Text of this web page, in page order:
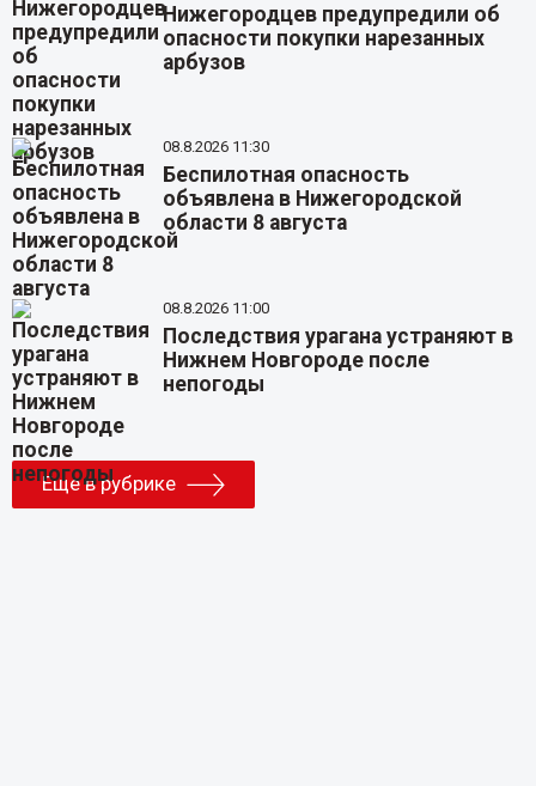
Нижегородцев предупредили об
опасности покупки нарезанных
арбузов
08.8.2026 11:30
Беспилотная опасность
объявлена в Нижегородской
области 8 августа
08.8.2026 11:00
Последствия урагана устраняют в
Нижнем Новгороде после
непогоды
Еще в рубрике